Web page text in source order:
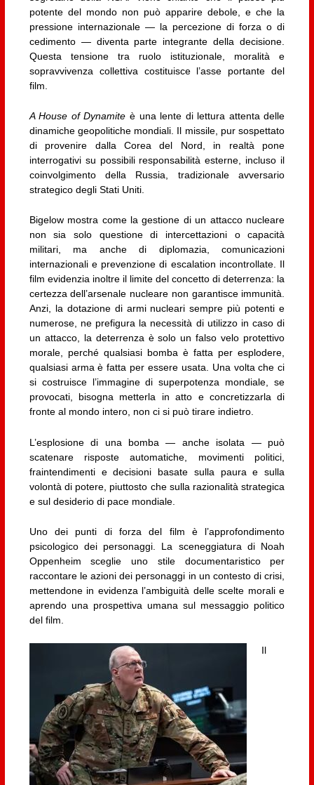
potente del mondo non può apparire debole, e che la
pressione internazionale — la percezione di forza o di
cedimento — diventa parte integrante della decisione.
Questa tensione tra ruolo istituzionale, moralità e
sopravvivenza collettiva costituisce l’asse portante del
film.
A House of Dynamite è una lente di lettura attenta delle
dinamiche geopolitiche mondiali. Il missile, pur sospettato
di provenire dalla Corea del Nord, in realtà pone
interrogativi su possibili responsabilità esterne, incluso il
coinvolgimento della Russia, tradizionale avversario
strategico degli Stati Uniti.
Bigelow mostra come la gestione di un attacco nucleare
non sia solo questione di intercettazioni o capacità
militari, ma anche di diplomazia, comunicazioni
internazionali e prevenzione di escalation incontrollate. Il
film evidenzia inoltre il limite del concetto di deterrenza: la
certezza dell’arsenale nucleare non garantisce immunità.
Anzi, la dotazione di armi nucleari sempre più potenti e
numerose, ne prefigura la necessità di utilizzo in caso di
un attacco, la deterrenza è solo un falso velo protettivo
morale, perché qualsiasi bomba è fatta per esplodere,
qualsiasi arma è fatta per essere usata. Una volta che ci
si costruisce l’immagine di superpotenza mondiale, se
provocati, bisogna metterla in atto e concretizzarla di
fronte al mondo intero, non ci si può tirare indietro.
L’esplosione di una bomba — anche isolata — può
scatenare risposte automatiche, movimenti politici,
fraintendimenti e decisioni basate sulla paura e sulla
volontà di potere, piuttosto che sulla razionalità strategica
e sul desiderio di pace mondiale.
Uno dei punti di forza del film è l’approfondimento
psicologico dei personaggi. La sceneggiatura di Noah
Oppenheim sceglie uno stile documentaristico per
raccontare le azioni dei personaggi in un contesto di crisi,
mettendone in evidenza l’ambiguità delle scelte morali e
aprendo una prospettiva umana sul messaggio politico
del film.
Il